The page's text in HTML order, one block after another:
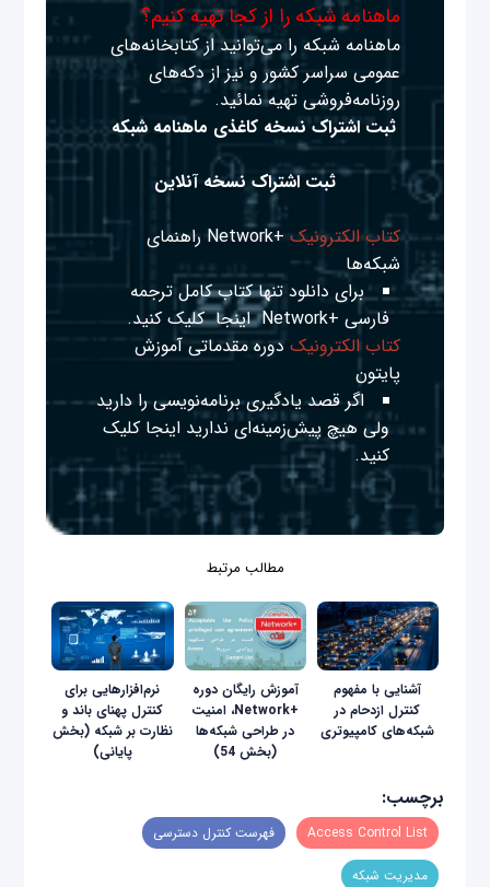
ماهنامه شبکه را از کجا تهیه کنیم؟
ماهنامه شبکه را می‌توانید از کتابخانه‌های
عمومی سراسر کشور و نیز از دکه‌های
روزنامه‌فروشی تهیه نمائید.
ثبت اشتراک نسخه کاغذی ماهنامه شبکه
ثبت اشتراک نسخه آنلاین
کتاب الکترونیک
+Network راهنمای
شبکه‌ها
برای دانلود تنها کتاب کامل ترجمه
فارسی +Network
اینجا کلیک کنید.
کتاب الکترونیک دوره مقدماتی آموزش
پایتون
اگر قصد یادگیری برنامه‌نویسی را دارید
ولی هیچ پیش‌زمینه‌ای نداریداینجا کلیک
کنید.
مطالب مرتبط
آشنایی با مفهوم
کنترل ازدحام در
شبکه‌های کامپیوتری
آموزش رایگان دوره
+Network، امنیت
در طراحی شبکه‌ها
(بخش 54)
نرم‌افزارهایی برای
کنترل پهنای باند و
نظارت بر شبکه (بخش
پایانی)
برچسب:
Access Control List فهرست‌ کنترل دسترسی
مدیریت شبکه